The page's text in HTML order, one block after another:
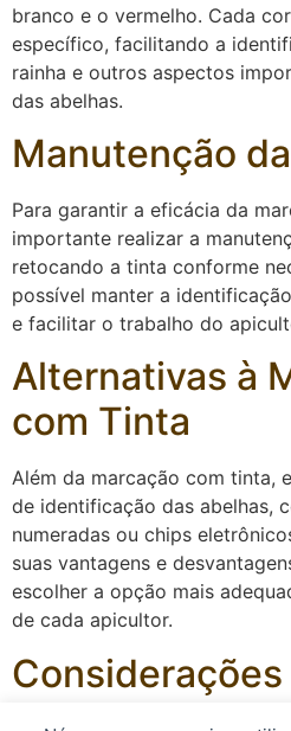
branco e o vermelho. Cada
específico, facilitando a
rainha e outros aspectos
das abelhas.
Manutenção
Para garantir a eficácia da
importante realizar a
retocando a tinta conforme
possível manter a
e facilitar o trabalho do
Alternativas à
com Tinta
Além da marcação com tinta,
de identificação das abelhas,
numeradas ou chips
suas vantagens e
escolher a opção mais
de cada apicultor.
Considerações